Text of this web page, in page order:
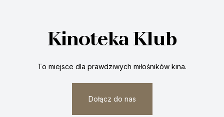
Kinoteka Klub
To miejsce dla prawdziwych miłośników kina.
Dołącz do nas